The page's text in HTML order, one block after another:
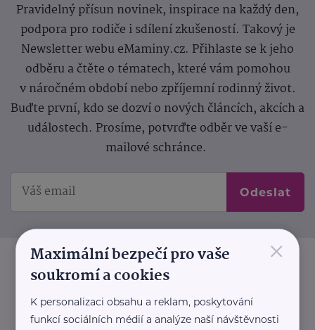
Pravidelný přísun novinek, inspirace na každý den,
podpora pro rodiče i sdílení zkušeností. Takový je
Newsletter webu eMaminy.cz. Přihlaste se k jeho
odběru a čtěte o tématech, které vám pomohou
v náročném období nebo zpříjemní rodinný život.
Buďte první, kdo se dozví o nových článcích, akcích a
událostech. Prosíme, potvrďte odběr ve vaší e-
mailové schránce.
Odeslat
×
Maximální bezpečí pro vaše
soukromí a cookies
K personalizaci obsahu a reklam, poskytování
funkcí sociálních médií a analýze naší návštěvnosti